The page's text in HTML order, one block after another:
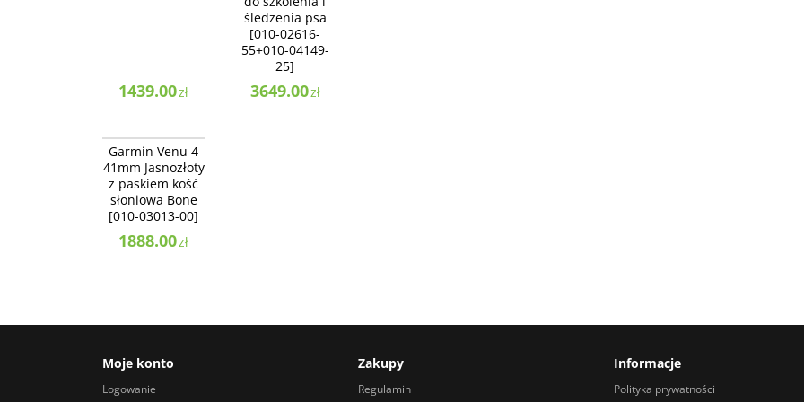
1439.00zł
śledzenia psa
[010-02616-
55+010-04149-
25]
3649.00zł
NOWOŚĆ
BESTSELLER
Garmin Venu 4
41mm Jasnozłoty
z paskiem kość
słoniowa Bone
[010-03013-00]
1888.00zł
Moje konto
Logowanie
Zakupy
Regulamin
Informacje
Polityka prywatności